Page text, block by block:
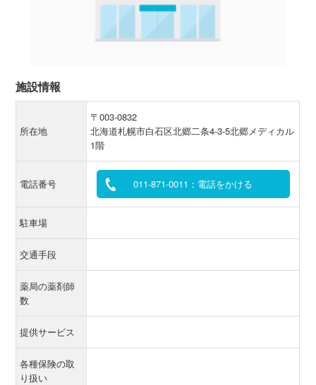
施設情報
所在地
〒003-0832
北海道札幌市白石区北郷二条4-3-5北郷メディカル
1階
電話番号 011-871-0011：電話をかける
駐車場
交通手段
薬局の薬剤師
数
提供サービス
各種保険の取
り扱い